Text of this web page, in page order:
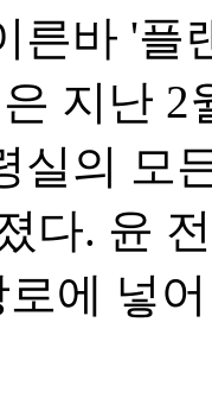
른바 '플
지난
실의 모
다. 윤
에 넣